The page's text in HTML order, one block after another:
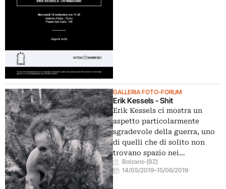
GALLERIA FOTO-FORUM
Erik Kessels - Shit
Erik Kessels ci mostra un
aspetto particolarmente
sgradevole della guerra, uno
di quelli che di solito non
trovano spazio nei…
Bolzano (BZ)
14/05/2019–15/06/2019